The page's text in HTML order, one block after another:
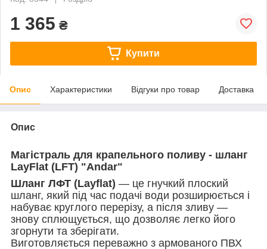
1 365 ₴
Купити
Опис Характеристики Відгуки про товар Доставка
Опис
Магістраль для крапельного поливу - шланг
LayFlat (LFT) "Andar"
Шланг ЛФТ (Layflat) — це гнучкий плоский
шланг, який під час подачі води розширюється і
набуває круглого перерізу, а після зливу —
знову сплющується, що дозволяє легко його
згорнути та зберігати.
Виготовляється переважно з армованого ПВХ